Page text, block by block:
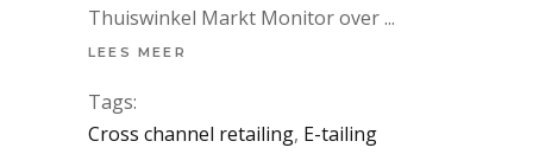
Thuiswinkel Markt Monitor over
LEES MEER
Tags:
Cross channel retailing, E-tailing